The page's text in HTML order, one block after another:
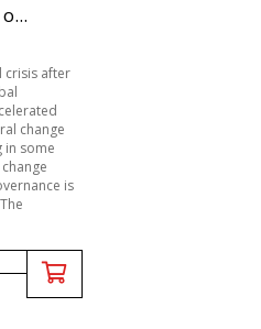
crisis after
change
in some
is